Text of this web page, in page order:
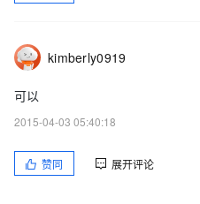
kimberly0919
可以
2015-04-03 05:40:18
赞同 展开评论